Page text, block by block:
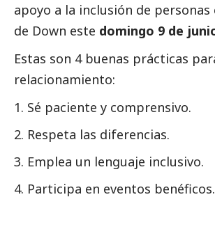
apoyo a la inclusión de
de Down este domingo 9 de
Estas son 4 buenas prácticas
relacionamiento:
Sé paciente y comprensivo.
Respeta las diferencias.
Emplea un lenguaje inclusivo.
Participa en eventos benéficos.